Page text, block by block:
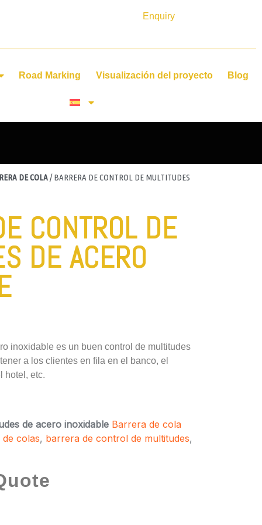
Enquiry
Road Marking Visualización del proyecto Blog
DE COLA/ BARRERA DE CONTROL DE MULTITUDES
CONTROL DE
DE ACERO
inoxidable es un buen control de multitudes
a los clientes en fila en el banco, el
hotel, etc.
de acero inoxidable Barrera de cola
colas, barrera de control de multitudes,